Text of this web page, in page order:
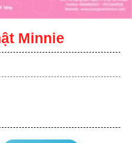
Minnie